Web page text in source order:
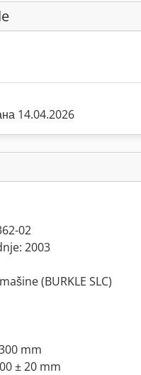
14.04.2026
02
2003
(BURKLE SLC)
mm
± 20 mm